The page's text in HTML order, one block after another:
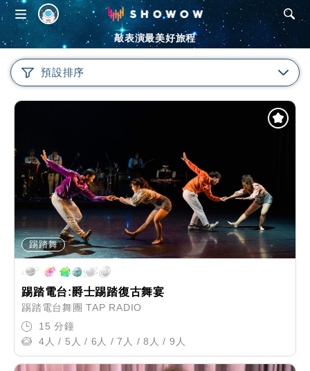
敲表演最美好旅程
預設排序
踢踏舞
踢踏電台:爵士踢踏復古舞宴
踢踏電台舞團 TAP RADIO
15 分鐘
4人 / 5人 / 6人 / 7人 / 8人 / 9人